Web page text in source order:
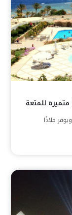
للمتعة
ملاذًا